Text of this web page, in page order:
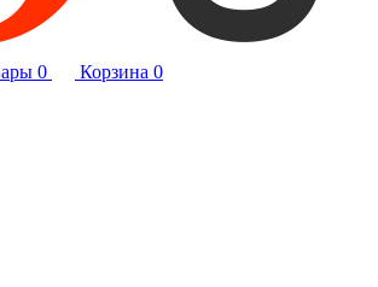
0 Корзина 0